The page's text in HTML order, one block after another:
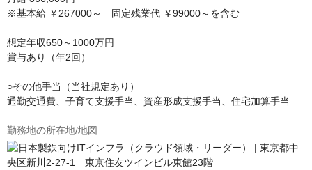
※基本給 ￥267000～　固定残業代 ￥99000～を含む
想定年収650～1000万円
賞与あり（年2回）
○その他手当（当社規定あり）
通勤交通費、子育て支援手当、資産形成支援手当、住宅加算手当
勤務地の所在地/地図